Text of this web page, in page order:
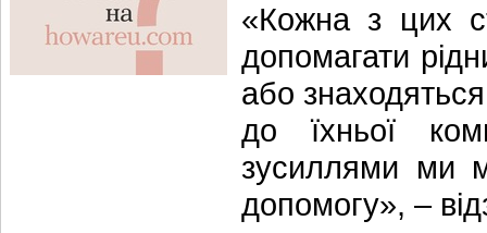
«Кожна з цих
допомагати
або знаходяться
до їхньої
зусиллями ми
допомогу», –